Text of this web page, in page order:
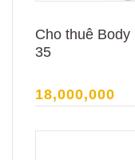
Cho thuê Body
35
18,000,000